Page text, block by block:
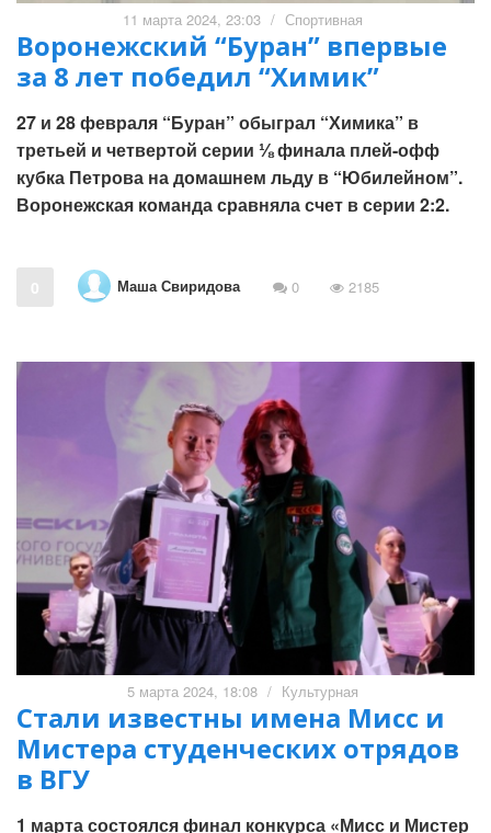
11 марта 2024, 23:03 / Спортивная
Воронежский “Буран” впервые
за 8 лет победил “Химик”
27 и 28 февраля “Буран” обыграл “Химика” в
третьей и четвертой серии ⅛ финала плей-офф
кубка Петрова на домашнем льду в “Юбилейном”.
Воронежская команда сравняла счет в серии 2:2.
0 Маша Свиридова 0 2185
5 марта 2024, 18:08 / Культурная
Стали известны имена Мисс и
Мистера студенческих отрядов
в ВГУ
1 марта состоялся финал конкурса «Мисс и Мистер